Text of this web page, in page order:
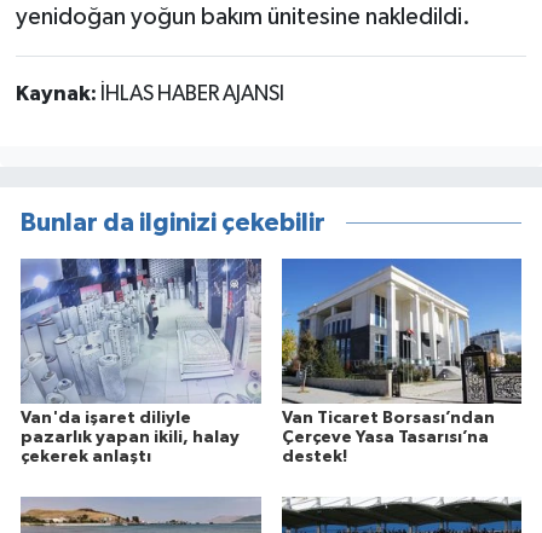
yenidoğan yoğun bakım ünitesine nakledildi.
Kaynak: İHLAS HABER AJANSI
Bunlar da ilginizi çekebilir
Van'da işaret diliyle
pazarlık yapan ikili, halay
çekerek anlaştı
Van Ticaret Borsası’ndan
Çerçeve Yasa Tasarısı’na
destek!